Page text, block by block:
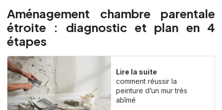
Aménagement chambre parentale
étroite : diagnostic et plan en 4
étapes
Lire la suite
comment réussir la
peinture d’un mur très
abîmé